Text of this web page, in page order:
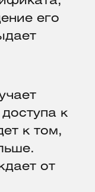
его
к
к том,
от